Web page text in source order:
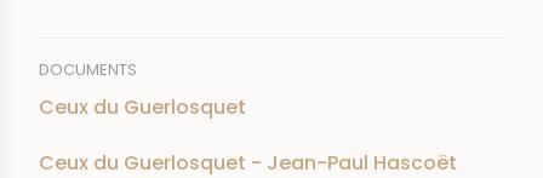
DOCUMENTS
Ceux du Guerlosquet
Ceux du Guerlosquet - Jean-Paul Hascoët